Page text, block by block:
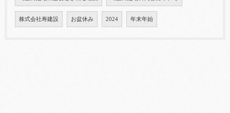
株式会社寿建設 お盆休み 2024 年末年始